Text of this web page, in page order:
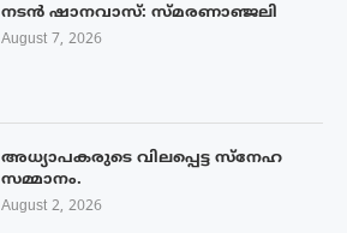
നടൻ ഷാനവാസ്: സ്മരണാഞ്ജലി
August 7, 2026
അധ്യാപകരുടെ വിലപ്പെട്ട സ്നേഹ
സമ്മാനം.
August 2, 2026